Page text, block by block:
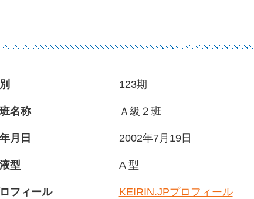
123期
名称 Ａ級２班
月日 2002年7月19日
型 A 型
フィール KEIRIN.JPプロフィール